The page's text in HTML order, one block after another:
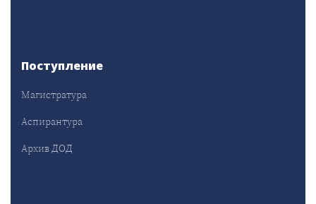
Поступление
Магистратура
Аспирантура
Архив ДОД